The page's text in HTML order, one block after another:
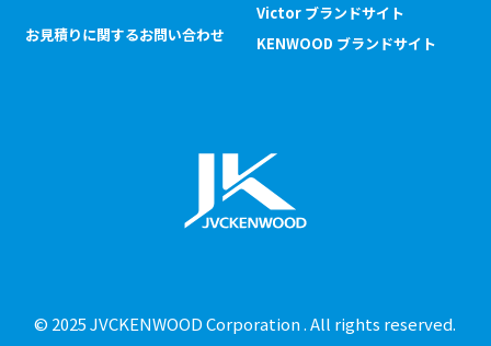
お見積りに関するお問い合わせ
Victor ブランドサイト
KENWOOD ブランドサイト
© 2025 JVCKENWOOD Corporation . All rights reserved.